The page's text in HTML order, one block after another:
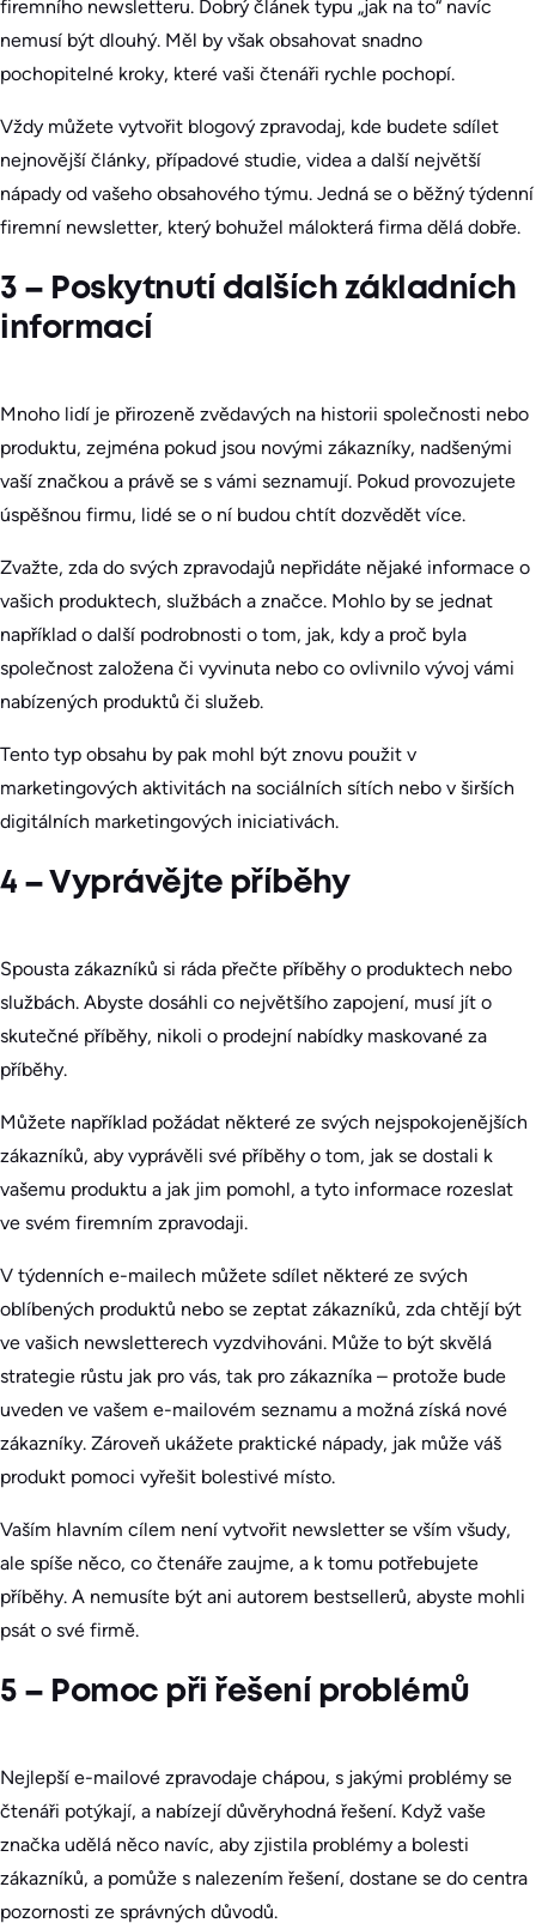
firemního newsletteru. Dobrý článek typu „jak na to“ navíc
nemusí být dlouhý. Měl by však obsahovat snadno
pochopitelné kroky, které vaši čtenáři rychle pochopí.
Vždy můžete vytvořit blogový zpravodaj, kde budete sdílet
nejnovější články, případové studie, videa a další největší
nápady od vašeho obsahového týmu. Jedná se o běžný týdenní
firemní newsletter, který bohužel málokterá firma dělá dobře.
3 – Poskytnutí dalších základních
informací
Mnoho lidí je přirozeně zvědavých na historii společnosti nebo
produktu, zejména pokud jsou novými zákazníky, nadšenými
vaší značkou a právě se s vámi seznamují. Pokud provozujete
úspěšnou firmu, lidé se o ní budou chtít dozvědět více.
Zvažte, zda do svých zpravodajů nepřidáte nějaké informace o
vašich produktech, službách a značce. Mohlo by se jednat
například o další podrobnosti o tom, jak, kdy a proč byla
společnost založena či vyvinuta nebo co ovlivnilo vývoj vámi
nabízených produktů či služeb.
Tento typ obsahu by pak mohl být znovu použit v
marketingových aktivitách na sociálních sítích nebo v širších
digitálních marketingových iniciativách.
4 – Vyprávějte příběhy
Spousta zákazníků si ráda přečte příběhy o produktech nebo
službách. Abyste dosáhli co největšího zapojení, musí jít o
skutečné příběhy, nikoli o prodejní nabídky maskované za
příběhy.
Můžete například požádat některé ze svých nejspokojenějších
zákazníků, aby vyprávěli své příběhy o tom, jak se dostali k
vašemu produktu a jak jim pomohl, a tyto informace rozeslat
ve svém firemním zpravodaji.
V týdenních e-mailech můžete sdílet některé ze svých
oblíbených produktů nebo se zeptat zákazníků, zda chtějí být
ve vašich newsletterech vyzdvihováni. Může to být skvělá
strategie růstu jak pro vás, tak pro zákazníka – protože bude
uveden ve vašem e-mailovém seznamu a možná získá nové
zákazníky. Zároveň ukážete praktické nápady, jak může váš
produkt pomoci vyřešit bolestivé místo.
Vaším hlavním cílem není vytvořit newsletter se vším všudy,
ale spíše něco, co čtenáře zaujme, a k tomu potřebujete
příběhy. A nemusíte být ani autorem bestsellerů, abyste mohli
psát o své firmě.
5 – Pomoc při řešení problémů
Nejlepší e-mailové zpravodaje chápou, s jakými problémy se
čtenáři potýkají, a nabízejí důvěryhodná řešení. Když vaše
značka udělá něco navíc, aby zjistila problémy a bolesti
zákazníků, a pomůže s nalezením řešení, dostane se do centra
pozornosti ze správných důvodů.